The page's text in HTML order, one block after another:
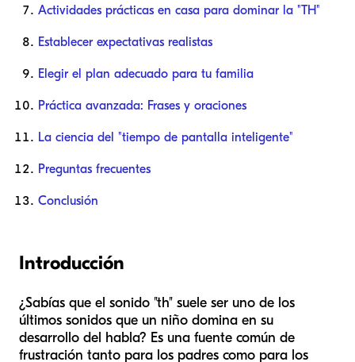
Actividades prácticas en casa para dominar la "TH"
Establecer expectativas realistas
Elegir el plan adecuado para tu familia
Práctica avanzada: Frases y oraciones
La ciencia del "tiempo de pantalla inteligente"
Preguntas frecuentes
Conclusión
Introducción
¿Sabías que el sonido "th" suele ser uno de los
últimos sonidos que un niño domina en su
desarrollo del habla? Es una fuente común de
frustración tanto para los padres como para los